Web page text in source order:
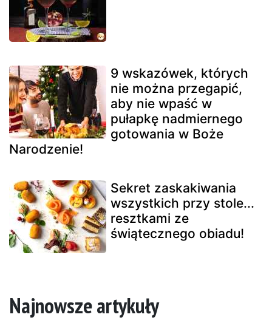
9 wskazówek, których
nie można przegapić,
aby nie wpaść w
pułapkę nadmiernego
gotowania w Boże
Narodzenie!
Sekret zaskakiwania
wszystkich przy stole...
resztkami ze
świątecznego obiadu!
Najnowsze artykuły